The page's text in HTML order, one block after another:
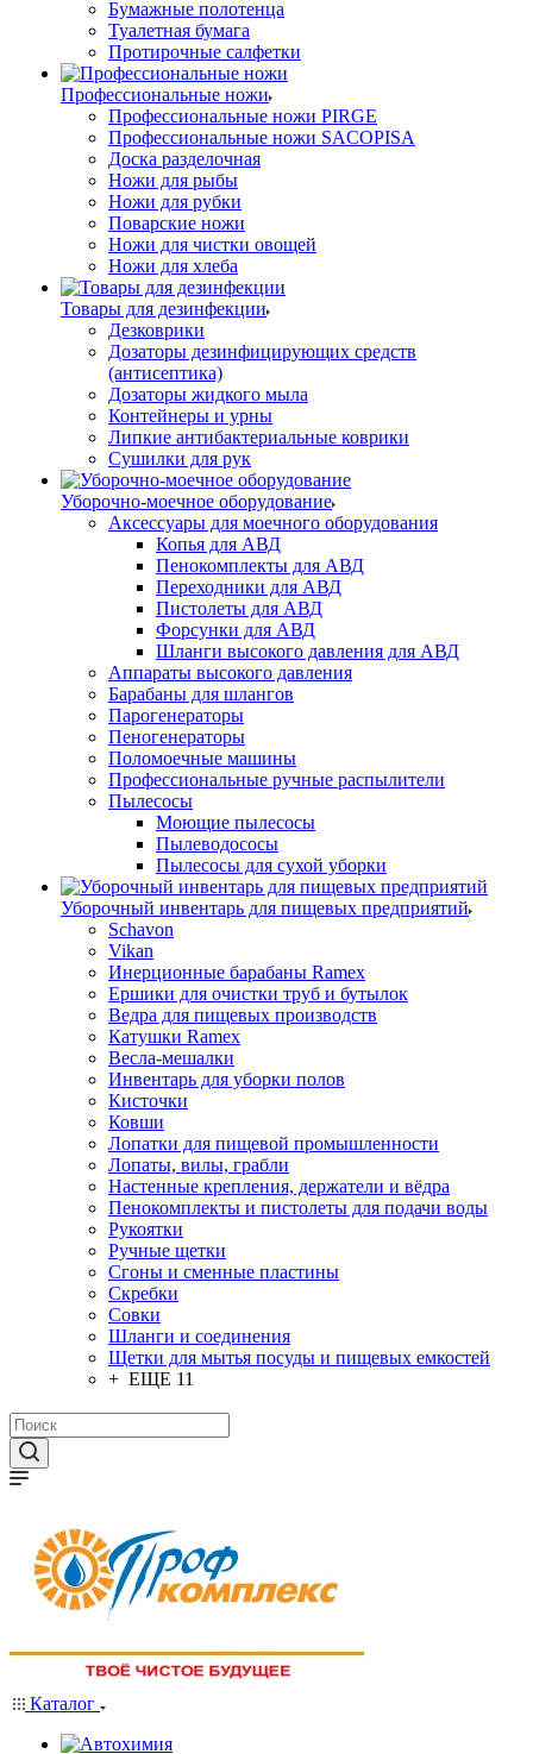
Бумажные полотенца
Туалетная бумага
Протирочные салфетки
Профессиональные ножи
Профессиональные ножи PIRGE
Профессиональные ножи SACOPISA
Доска разделочная
Ножи для рыбы
Ножи для рубки
Поварские ножи
Ножи для чистки овощей
Ножи для хлеба
Товары для дезинфекции
Дезковрики
Дозаторы дезинфицирующих средств
(антисептика)
Дозаторы жидкого мыла
Контейнеры и урны
Липкие антибактериальные коврики
Сушилки для рук
Уборочно-моечное оборудование
Аксессуары для моечного оборудования
Копья для АВД
Пенокомплекты для АВД
Переходники для АВД
Пистолеты для АВД
Форсунки для АВД
Шланги высокого давления для АВД
Аппараты высокого давления
Барабаны для шлангов
Парогенераторы
Пеногенераторы
Поломоечные машины
Профессиональные ручные распылители
Пылесосы
Моющие пылесосы
Пылеводососы
Пылесосы для сухой уборки
Уборочный инвентарь для пищевых предприятий
Schavon
Vikan
Инерционные барабаны Ramex
Ершики для очистки труб и бутылок
Ведра для пищевых производств
Катушки Ramex
Весла-мешалки
Инвентарь для уборки полов
Кисточки
Ковши
Лопатки для пищевой промышленности
Лопаты, вилы, грабли
Настенные крепления, держатели и вёдра
Пенокомплекты и пистолеты для подачи воды
Рукоятки
Ручные щетки
Сгоны и сменные пластины
Скребки
Совки
Шланги и соединения
Щетки для мытья посуды и пищевых емкостей
+ ЕЩЕ 11
Каталог